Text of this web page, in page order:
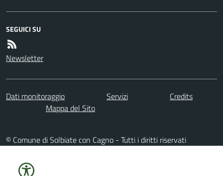
SEGUICI SU
Newsletter
Dati monitoraggio Servizi
Credits
Mappa del Sito
© Comune di Solbiate con Cagno - Tutti i diritti riservati